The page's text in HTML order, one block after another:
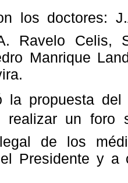
los doctores:
Ravelo Celis,
Manrique
la propuesta
realizar un
de los
Presidente y a